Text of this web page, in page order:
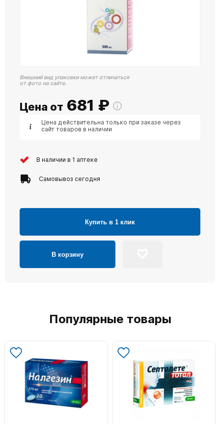
Внешний вид упаковки может отличаться
от фото на сайте.
Цена от 681 ₽
Цена действительна только при заказе через
сайт товаров в наличии
В наличии в 1 аптеке
Самовывоз сегодня
Купить в 1 клик
В корзину
Популярные товары